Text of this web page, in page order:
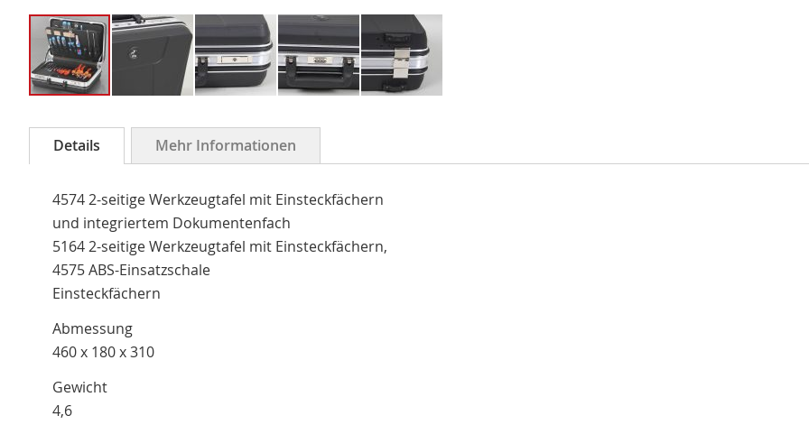
Anfang
springen
Details
4574 2-seitige Werkzeugtafel mit Einsteckfächern
und integriertem Dokumentenfach
5164 2-seitige Werkzeugtafel mit Einsteckfächern,
4575 ABS-Einsatzschale
Einsteckfächern
Abmessung
460 x 180 x 310
Gewicht
4,6
Mehr Informationen